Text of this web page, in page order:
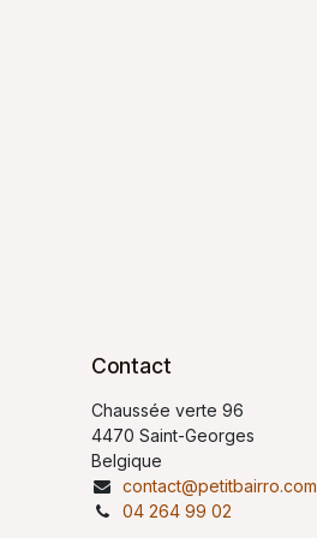
Contact
Chaussée verte 96
4470 Saint-Georges
Belgique
contact@petitbairro.com
04 264 99 02